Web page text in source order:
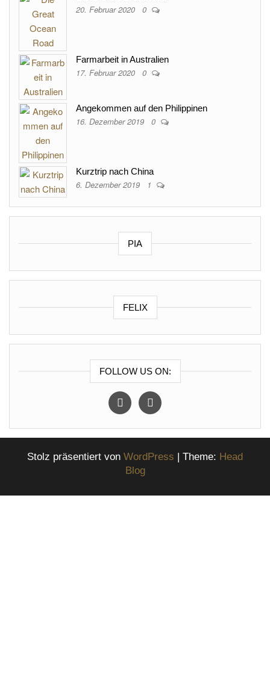
20. Februar 2020 0
Farmarbeit in Australien
17. Februar 2020 0
Angekommen auf den Philippinen
16. Dezember 2019 0
Kurztrip nach China
6. Dezember 2019 1
PIA
FELIX
FOLLOW US ON:
instagramfacebook
Stolz präsentiert von WordPress | Theme: Head
Blog